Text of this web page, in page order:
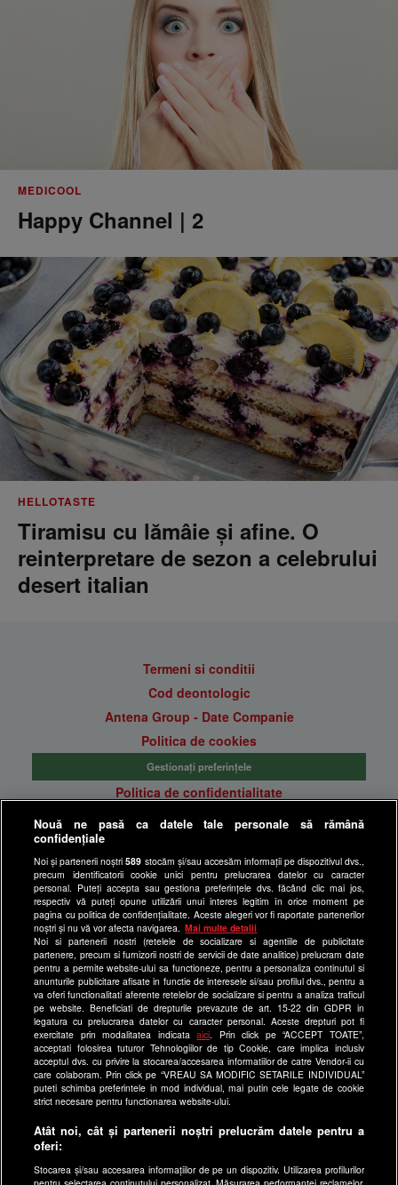
MEDICOOL
Happy Channel | 2
HELLOTASTE
Tiramisu cu lămâie și afine. O
reinterpretare de sezon a celebrului
desert italian
Termeni si conditii
Cod deontologic
Antena Group - Date Companie
Politica de cookies
Gestionați preferințele
Politica de confidentialitate
Anunturi gratuite pe Lajumate.ro
Program Happy Channel
Echipa editorială
Site-uri Antena Group
a1.ro
antenastars.ro
as.ro
catine.ro
chefi.ro
deparinti.ro
medicool.ro
spynews.ro
useit.ro
Nouă ne pasă ca datele tale personale să rămână
confidențiale
Noi și partenerii noștri589 stocăm și/sau accesăm informații pe dispozitivul dvs.,
precum identificatorii cookie unici pentru prelucrarea datelor cu caracter
personal. Puteți accepta sau gestiona preferințele dvs. făcând clic mai jos,
respectiv vă puteți opune utilizării unui interes legitim în orice moment pe
pagina cu politica de confidențialitate. Aceste alegeri vor fi raportate partenerilor
noștri și nu vă vor afecta navigarea.
Mai multe detalii
Noi si partenerii nostri (retelele de socializare si agentiile de publicitate
partenere, precum si furnizorii nostri de servicii de date analitice) prelucram date
pentru a permite website-ului sa functioneze, pentru a personaliza continutul si
anunturile publicitare afisate in functie de interesele si/sau profilul dvs., pentru a
va oferi functionalitati aferente retelelor de socializare si pentru a analiza traficul
pe website. Beneficiati de drepturile prevazute de art. 15-22 din GDPR in
legatura cu prelucrarea datelor cu caracter personal. Aceste drepturi pot fi
exercitate prin modalitatea indicataaici . Prin click pe “ACCEPT TOATE”,
acceptati folosirea tuturor Tehnologiilor de tip Cookie, care implica inclusiv
acceptul dvs. cu privire la stocarea/accesarea informatiilor de catre Vendor-ii cu
care colaboram. Prin click pe “VREAU SA MODIFIC SETARILE INDIVIDUAL”
puteti schimba preferintele in mod individual, mai putin cele legate de cookie
strict necesare pentru functionarea website-ului.
Atât noi, cât și partenerii noștri prelucrăm datele pentru a
oferi:
Stocarea și/sau accesarea informațiilor de pe un dispozitiv. Utilizarea profilurilor